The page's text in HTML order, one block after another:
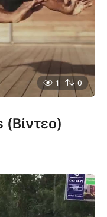
1 0
(Βίντεο)